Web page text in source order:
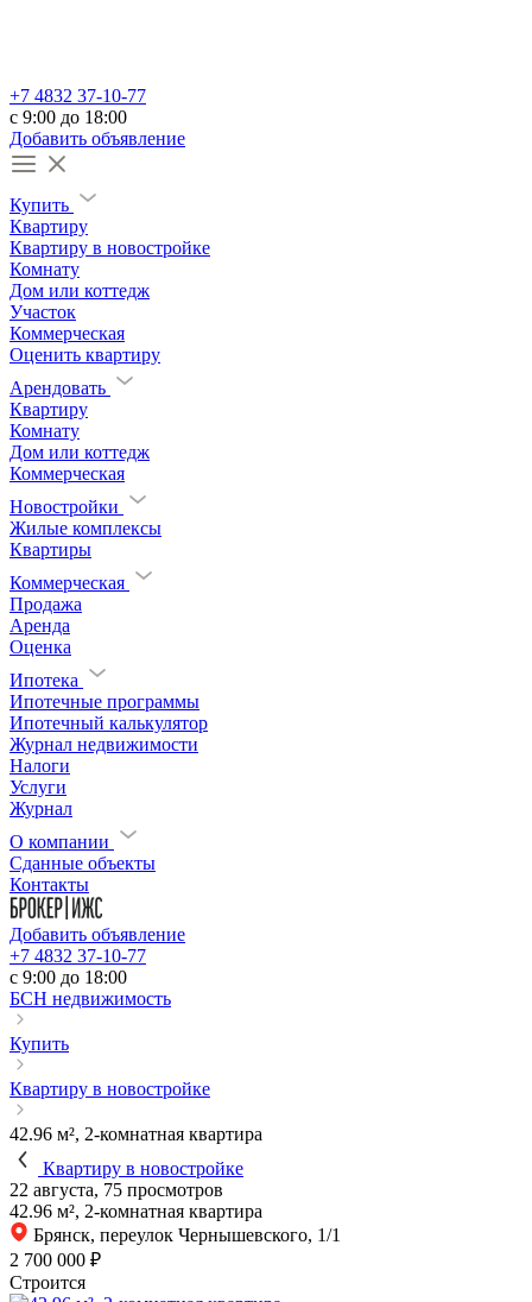
+7 4832 37-10-77
c 9:00 до 18:00
Добавить объявление
Купить
Квартиру
Квартиру в новостройке
Комнату
Дом или коттедж
Участок
Коммерческая
Оценить квартиру
Арендовать
Квартиру
Комнату
Дом или коттедж
Коммерческая
Новостройки
Жилые комплексы
Квартиры
Коммерческая
Продажа
Аренда
Оценка
Ипотека
Ипотечные программы
Ипотечный калькулятор
Журнал недвижимости
Налоги
Услуги
Журнал
О компании
Сданные объекты
Контакты
Добавить объявление
+7 4832 37-10-77
c 9:00 до 18:00
БСН недвижимость
Купить
Квартиру в новостройке
42.96 м², 2-комнатная квартира
Квартиру в новостройке
22 августа, 75 просмотров
42.96 м², 2-комнатная квартира
Брянск, переулок Чернышевского, 1/1
2 700 000 ₽
Строится